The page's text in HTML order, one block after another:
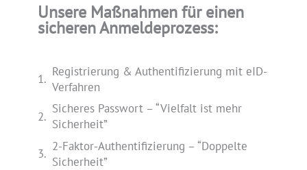
Unsere Maßnahmen für einen
sicheren Anmeldeprozess:
Registrierung & Authentifizierung mit eID-
Verfahren
Sicheres Passwort – “Vielfalt ist mehr
Sicherheit”
2-Faktor-Authentifizierung – “Doppelte
Sicherheit”